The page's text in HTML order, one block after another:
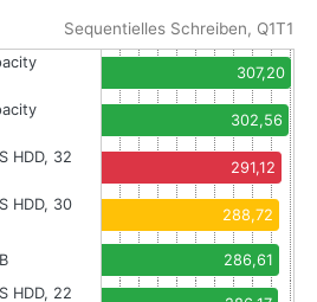
Sequentielles Schreiben, Q1T1
307,20
302,56
HDD, 32
291,12
HDD, 30
288,72
286,61
HDD, 22